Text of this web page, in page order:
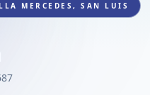
MERCEDES, SAN LUIS